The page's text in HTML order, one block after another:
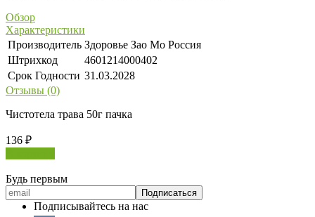
Обзор
Характеристики
Производитель Здоровье Зао Мо Россия
Штрихкод
4601214000402
Срок Годности 31.03.2028
Отзывы (0)
Чистотела трава 50г пачка
136 ₽
Будь первым
Подписывайтесь на нас